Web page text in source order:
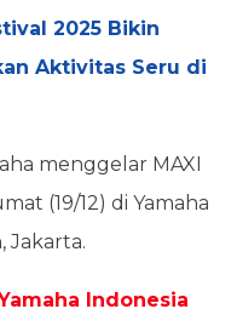
2025 Bikin
Aktivitas Seru di
menggelar MAXI
(19/12) di Yamaha
Jakarta.
Indonesia